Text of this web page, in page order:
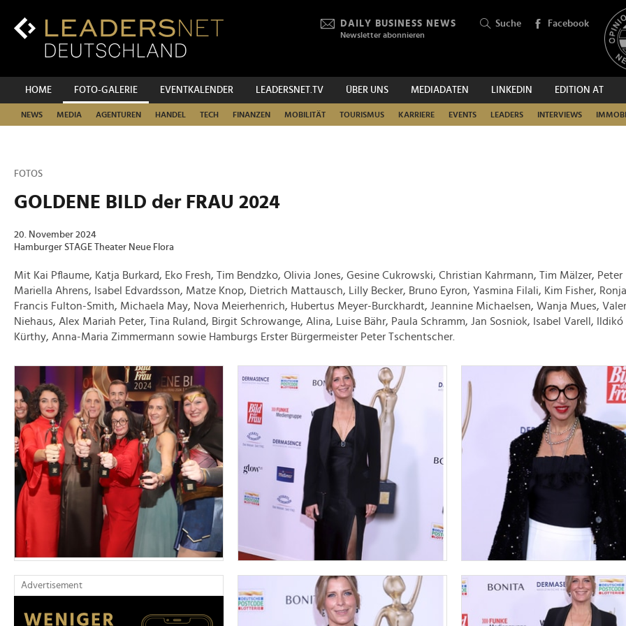
Inhalt
Hauptnavigation
DAILY BUSINESS NEWS
Newsletter abonnieren
Suche Facebook
HOME FOTO-GALERIE EVENTKALENDER LEADERSNET.TV ÜBER UNS MEDIADATEN LINKEDIN EDITION AT
NEWS MEDIA AGENTUREN HANDEL TECH FINANZEN MOBILITÄT TOURISMUS KARRIERE EVENTS LEADERS INTERVIEWS
SUCHEN
FOTOS
GOLDENE BILD der FRAU 2024
20. November 2024
Hamburger STAGE Theater Neue Flora
Mit Kai Pflaume, Katja Burkard, Eko Fresh, Tim Bendzko, Olivia Jones, Gesine Cukrowski, Christian Kahrmann, Tim Mälzer,
Mariella Ahrens, Isabel Edvardsson, Matze Knop, Dietrich Mattausch, Lilly Becker, Bruno Eyron, Yasmina Filali, Kim Fisher,
Francis Fulton-Smith, Michaela May, Nova Meierhenrich, Hubertus Meyer-Burckhardt, Jeannine Michaelsen, Wanja Mues,
Niehaus, Alex Mariah Peter, Tina Ruland, Birgit Schrowange, Alina, Luise Bähr, Paula Schramm, Jan Sosniok, Isabel Varell,
Kürthy, Anna-Maria Zimmermann sowie Hamburgs Erster Bürgermeister Peter Tschentscher.
Advertisement